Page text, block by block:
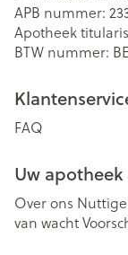
APB nummer:
Apotheek
BTW nummer:
FAQ
Uw apotheek
Over ons
van wacht